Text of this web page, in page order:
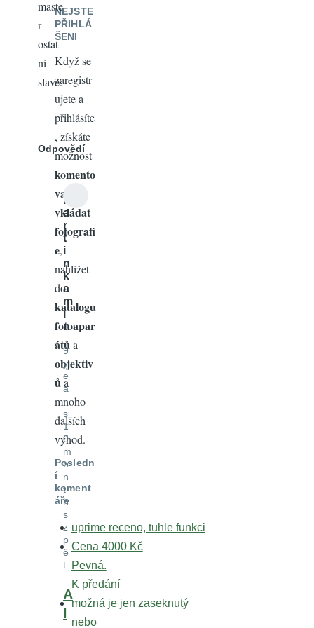
maste
r
ostat
ní
slave.
Odpovědí
m
a
r
t
i
n
k
a
m
i
n
9
y
e
a
r
s
1
0
m
o
n
t
h
s
z
p
ě
t
In
reply
A
l
NEJSTE
PŘIHLÁ
ŠENI
Když se
zaregistr
ujete a
přihlásíte
, získáte
možnost
komento
vat
vkládat
fotografi
e,
nahlížet
do
katalogu
fotoapar
átů a
objektiv
ůa
mnoho
dalších
výhod.
Posledn
í
koment
áře
uprime receno, tuhle funkci
Cena 4000 Kč
Pevná.
K předání
možná je jen zaseknutý
nebo